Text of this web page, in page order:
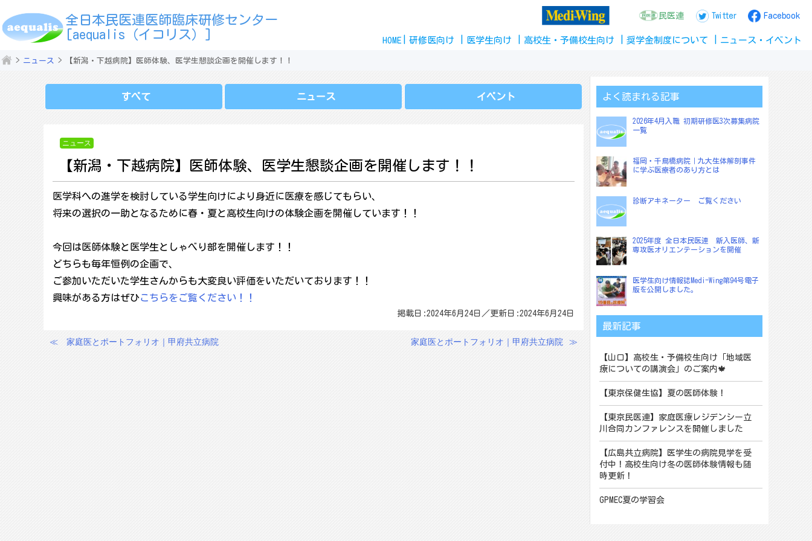
content
全日本民医連医師臨床研修センター
[aequalis（イコリス）]
民医連 Twitter Facebook
HOME 研修医向け 医学生向け 高校生 ・ 予備校生向け 奨学金制度 について ニュース ・ イベント
ニュース 【新潟・下越病院】医師体験、医学生懇談企画を開催します！！
すべて ニュース イベント
ニュース
【新潟・下越病院】医師体験、医学生懇談企画を開催します！！
医学科への進学を検討している学生向けにより身近に医療を感じてもらい、
将来の選択の一助となるために春・夏と高校生向けの体験企画を開催しています！！
今回は医師体験と医学生としゃべり部を開催します！！
どちらも毎年恒例の企画で、
ご参加いただいた学生さんからも大変良い評価をいただいております！！
興味がある方はぜひこちらをご覧ください！！
掲載日:2024年6月24日／更新日:2024年6月24日
投≪ 家庭医とポートフォリオ｜甲府共立病院 家庭医とポートフォリオ｜甲府共立病院 ≫
よく読まれる記事
2026年4月入職 初期研修医3次募集病院
一覧
福岡・千鳥橋病院｜九大生体解剖事件
に学ぶ医療者のあり方とは
診断アキネーター ご覧ください
2025年度 全日本民医連 新入医師、新
専攻医オリエンテーションを開催
医学生向け情報誌Medi-Wing第94号電子
版を公開しました。
最新記事
【山口】高校生・予備校生向け「地域医
療についての講演会」のご案内🍁
【東京保健生協】夏の医師体験！
【東京民医連】家庭医療レジデンシー立
川合同カンファレンスを開催しました
【広島共立病院】医学生の病院見学を受
付中！高校生向け冬の医師体験情報も随
時更新！
GPMEC夏の学習会